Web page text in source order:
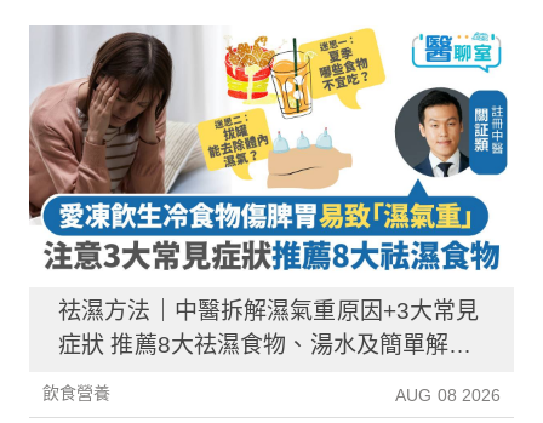
祛濕方法｜中醫拆解濕氣重原因+3大常見
症狀 推薦8大祛濕食物、湯水及簡單解決
方法！
飲食營養 AUG 08 2026